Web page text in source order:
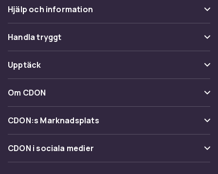
Hjälp och information
Vanliga frågor
Spåra paket
Ångra & Returnera här
Kundservice
Handla tryggt
Betalning
Leverans
Återkallelser
Upptäck
Kategorier
Varumärken
Shopit.se
Om CDON
Om oss
Kundrecensioner
CDON:s Marknadsplats
Sälj på CDON
Bli affiliate
CDON i sociala medier